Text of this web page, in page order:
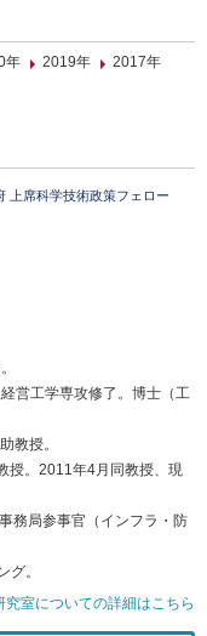
年 2019年
2017年
上席科学技術政策フェロー
営工学専攻修了。博士（工
教授。
授。2011年4月同教授、現
務局参事官（インフラ・防
グ。
室についての詳細はこちら